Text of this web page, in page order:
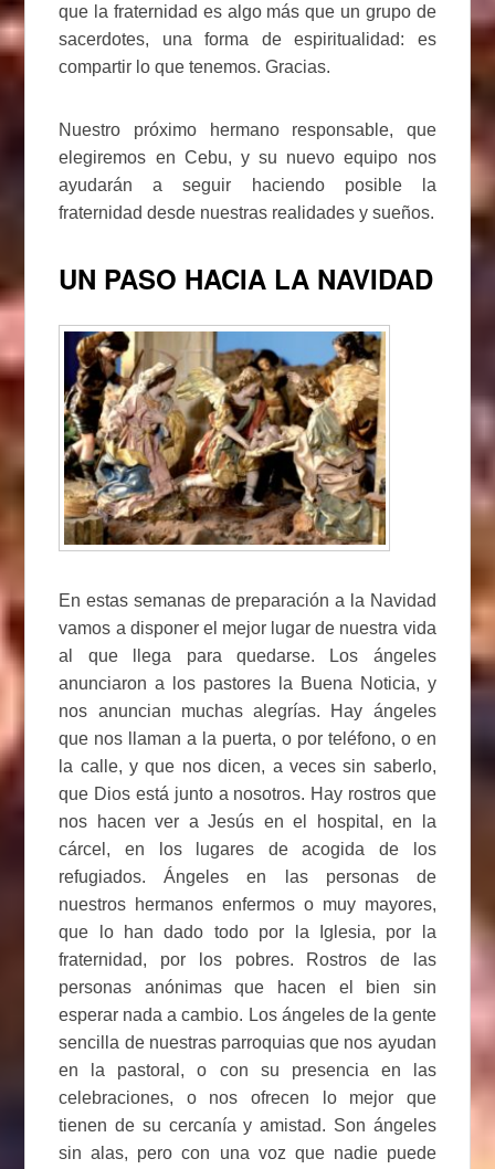
que la fraternidad es algo más que un grupo de
sacerdotes, una forma de espiritualidad: es
compartir lo que tenemos. Gracias.
Nuestro próximo hermano responsable, que
elegiremos en Cebu, y su nuevo equipo nos
ayudarán a seguir haciendo posible la
fraternidad desde nuestras realidades y sueños.
UN PASO HACIA LA NAVIDAD
En estas semanas de preparación a la Navidad
vamos a disponer el mejor lugar de nuestra vida
al que llega para quedarse. Los ángeles
anunciaron a los pastores la Buena Noticia, y
nos anuncian muchas alegrías. Hay ángeles
que nos llaman a la puerta, o por teléfono, o en
la calle, y que nos dicen, a veces sin saberlo,
que Dios está junto a nosotros. Hay rostros que
nos hacen ver a Jesús en el hospital, en la
cárcel, en los lugares de acogida de los
refugiados. Ángeles en las personas de
nuestros hermanos enfermos o muy mayores,
que lo han dado todo por la Iglesia, por la
fraternidad, por los pobres. Rostros de las
personas anónimas que hacen el bien sin
esperar nada a cambio. Los ángeles de la gente
sencilla de nuestras parroquias que nos ayudan
en la pastoral, o con su presencia en las
celebraciones, o nos ofrecen lo mejor que
tienen de su cercanía y amistad. Son ángeles
sin alas, pero con una voz que nadie puede